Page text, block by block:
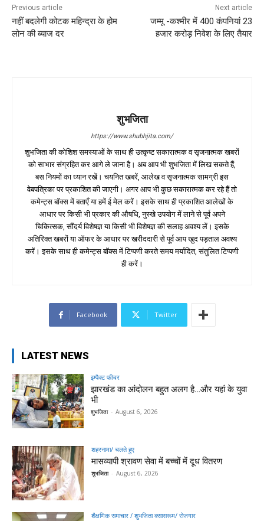
Previous article
नहीं बदलेगी कोटक महिन्द्रा के होम
लोन की ब्याज दर
Next article
जम्मू -कश्मीर में 400 कंपनियां 23
हजार करोड़ निवेश के लिए तैयार
शुभजिता
https://www.shubhjita.com/
शुभजिता की कोशिश समस्याओं के साथ ही उत्कृष्ट सकारात्मक व सृजनात्मक खबरों
को साभार संग्रहित कर आगे ले जाना है। अब आप भी शुभजिता में लिख सकते हैं,
बस नियमों का ध्यान रखें। चयनित खबरें, आलेख व सृजनात्मक सामग्री इस
वेबपत्रिका पर प्रकाशित की जाएगी। अगर आप भी कुछ सकारात्मक कर रहे हैं तो
कमेन्ट्स बॉक्स में बताएँ या हमें ई मेल करें। इसके साथ ही प्रकाशित आलेखों के
आधार पर किसी भी प्रकार की औषधि, नुस्खे उपयोग में लाने से पूर्व अपने
चिकित्सक, सौंदर्य विशेषज्ञ या किसी भी विशेषज्ञ की सलाह अवश्य लें। इसके
अतिरिक्त खबरों या ऑफर के आधार पर खरीददारी से पूर्व आप खुद पड़ताल अवश्य
करें। इसके साथ ही कमेन्ट्स बॉक्स में टिप्पणी करते समय मर्यादित, संतुलित टिप्पणी
ही करें।
Facebook Twitter
LATEST NEWS
इम्पैक्ट फीचर
झारखंड का आंदोलन बहुत अलग है…और यहां के युवा
भी
शुभजिता - August 6, 2026
शहरनामा/ चलते हुए
मासव्यापी श्रावण सेवा में बच्चों में दूध वितरण
शुभजिता - August 6, 2026
शैक्षणिक समाचार / शुभजिता क्सासरूम/ रोजगार